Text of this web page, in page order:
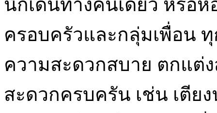
นักเดินทางคนเดียว หรือ
ครอบครัวและกลุ่มเพื่อน
ความสะดวกสบาย ตกแต่
สะดวกครบครัน เช่น เตี